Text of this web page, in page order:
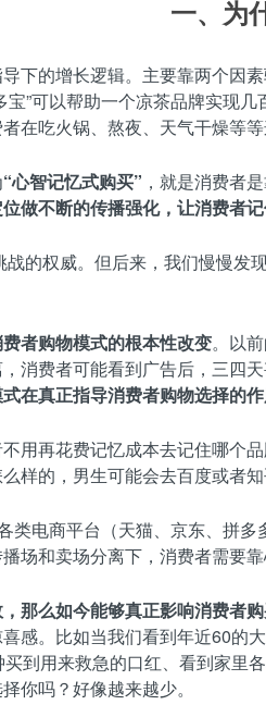
一、为
下的增长逻辑。主要靠两个因素
”可以帮助一个凉茶品牌实现
在吃火锅、熬夜、天气干燥等
“心智记忆式购买” ，就是消费者
做不断的传播强化，让消费者
的权威。但后来，我们慢慢发
者购物模式的根本性改变。以
消费者可能看到广告后，三四
在真正指导消费者购物选择的
用再花费记忆成本去记住哪个
样的，男生可能会去百度或者
类电商平台（天猫、京东、拼
场和卖场分离下，消费者需要
那么如今能够真正影响消费者
感。比如当我们看到年近60的
到用来救急的口红、看到家
你吗？好像越来越少。